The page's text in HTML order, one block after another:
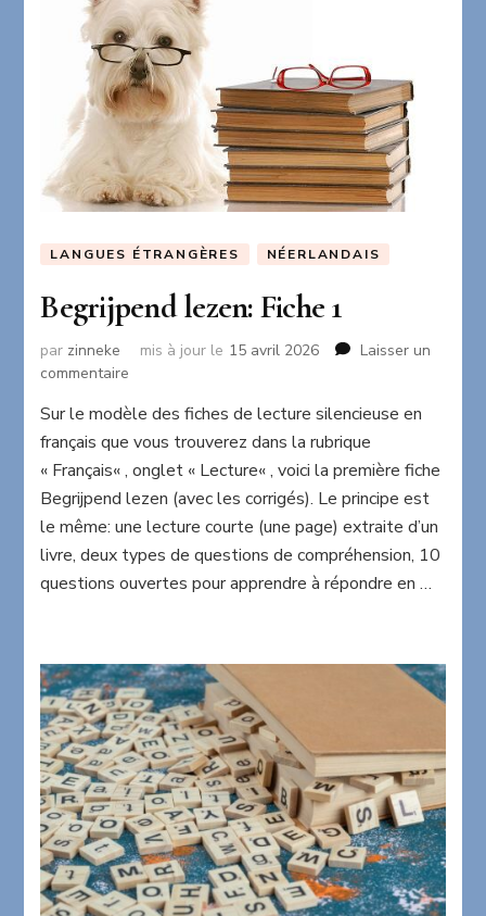
LANGUES ÉTRANGÈRES NÉERLANDAIS
Begrijpend lezen: Fiche 1
par zinneke mis à jour le 15 avril 2026
Laisser un
commentaire
lezen:
Fiche
1
Sur le modèle des fiches de lecture silencieuse en
français que vous trouverez dans la rubrique
« Français« , onglet « Lecture« , voici la première fiche
Begrijpend lezen (avec les corrigés). Le principe est
le même: une lecture courte (une page) extraite d’un
livre, deux types de questions de compréhension, 10
questions ouvertes pour apprendre à répondre en …